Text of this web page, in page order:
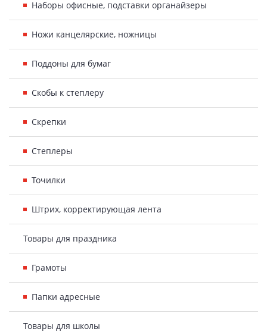
Наборы офисные, подставки органайзеры
Ножи канцелярские, ножницы
Поддоны для бумаг
Скобы к степлеру
Скрепки
Степлеры
Точилки
Штрих, корректирующая лента
Товары для праздника
Грамоты
Папки адресные
Товары для школы